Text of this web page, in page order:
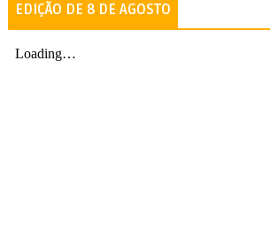
EDIÇÃO DE 8 DE AGOSTO